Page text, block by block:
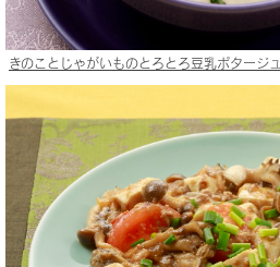
きのことじゃがいものとろとろ豆乳ポタージュ